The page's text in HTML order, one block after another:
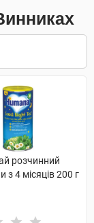
розчинний
з 4 місяців 200 г